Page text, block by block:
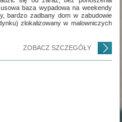
baza wypadowa na weekendy
bardzo zadbany dom w zabudowie
zlokalizowany w malowniczych
ZOBACZ SZCZEGÓŁY